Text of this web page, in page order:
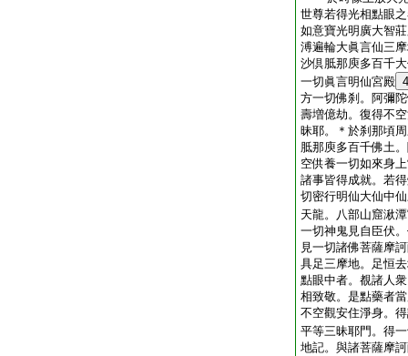
世尊若得光相點眼
如意寶光明廣大智
溥遍輪大眞言仙三
沙倶胝那庾多百千
一切眞言明仙宮殿 4
方一切佛刹。阿彌
壽増億劫。復得不
昧耶。＊於刹那頃
胝那庾多百千佛土
空供養一切如來身
諸事皆得成就。若
切密行明仙大仙中
天龍。八部山窟湫
一切神鬼見自臣伏
見一切諸佛菩薩摩
具足三摩地。足恒
點眼中者。覩諸人
相致敬。是點藥者
不空觀安住淨身。
平等三昧耶門。得
地記。與諸菩薩摩